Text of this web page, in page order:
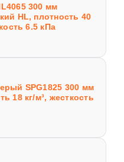
300 мм
HL, плотность 40
6.5 кПа
SPG1825 300 мм
18 кг/м³, жесткость